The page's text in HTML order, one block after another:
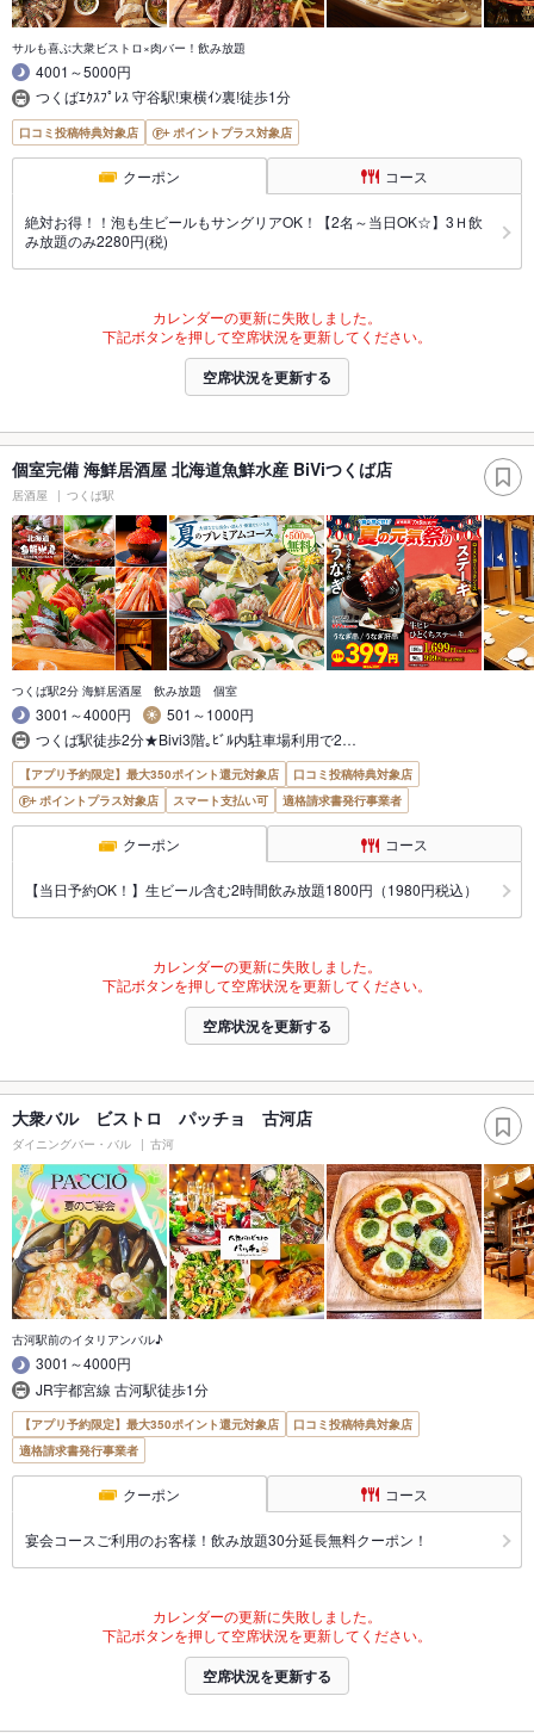
サルも喜ぶ大衆ビストロ×肉バー！飲み放題
4001～5000円
つくばｴｸｽﾌﾟﾚｽ 守谷駅!東横ｲﾝ裏!徒歩1分
口コミ投稿特典対象店 ポイントプラス対象店
クーポン コース
絶対お得！！泡も生ビールもサングリアOK！【2名～当日OK☆】3Ｈ飲
み放題のみ2280円(税)
カレンダーの更新に失敗しました。
下記ボタンを押して空席状況を更新してください。
空席状況を更新する
個室完備 海鮮居酒屋 北海道魚鮮水産 BiViつくば店
居酒屋 つくば駅
つくば駅2分 海鮮居酒屋 飲み放題 個室
3001～4000円
501～1000円
つくば駅徒歩2分★Bivi3階｡ﾋﾞﾙ内駐車場利用で2…
【アプリ予約限定】最大350ポイント還元対象店
口コミ投稿特典対象店
ポイントプラス対象店
スマート支払い可 適格請求書発行事業者
クーポン コース
【当日予約OK！】生ビール含む2時間飲み放題1800円（1980円税込）
カレンダーの更新に失敗しました。
下記ボタンを押して空席状況を更新してください。
空席状況を更新する
大衆バル ビストロ パッチョ 古河店
ダイニングバー・バル 古河
古河駅前のイタリアンバル♪
3001～4000円
JR宇都宮線 古河駅徒歩1分
【アプリ予約限定】最大350ポイント還元対象店
口コミ投稿特典対象店
適格請求書発行事業者
クーポン コース
宴会コースご利用のお客様！飲み放題30分延長無料クーポン！
カレンダーの更新に失敗しました。
下記ボタンを押して空席状況を更新してください。
空席状況を更新する